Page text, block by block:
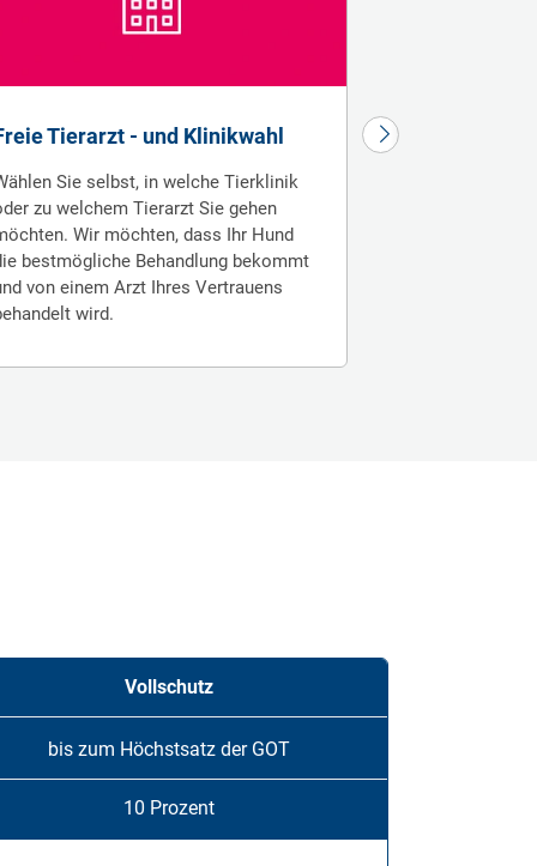
Tierarzt - und Klinikwahl
Sie selbst, in welche Tierklinik
zu welchem Tierarzt Sie gehen
Wir möchten, dass Ihr Hund
bestmögliche Behandlung bekommt
von einem Arzt Ihres Vertrauens
wird.
Vollschutz
bis zum Höchstsatz der GOT
10 Prozent